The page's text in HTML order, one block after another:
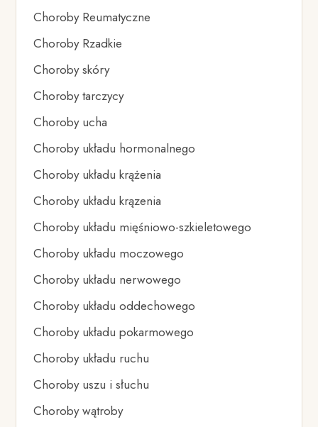
Choroby Reumatyczne
Choroby Rzadkie
Choroby skóry
Choroby tarczycy
Choroby ucha
Choroby układu hormonalnego
Choroby układu krążenia
Choroby układu krązenia
Choroby układu mięśniowo-szkieletowego
Choroby układu moczowego
Choroby układu nerwowego
Choroby układu oddechowego
Choroby układu pokarmowego
Choroby układu ruchu
Choroby uszu i słuchu
Choroby wątroby